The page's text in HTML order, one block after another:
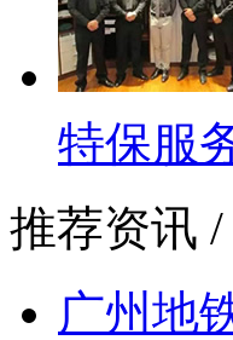
特保服
推荐资讯 /
广州地